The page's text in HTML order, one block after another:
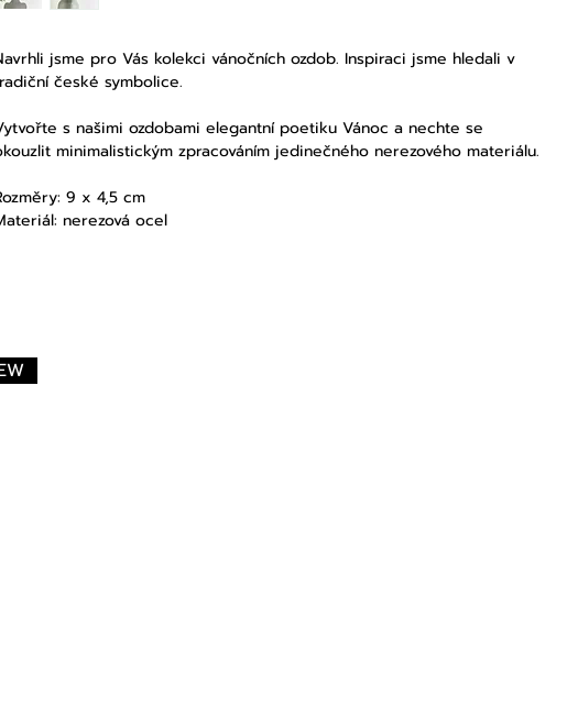
jsme pro Vás kolekci vánočních ozdob. Inspiraci jsme hledali v
české symbolice.
s našimi ozdobami elegantní poetiku Vánoc a nechte se
minimalistickým zpracováním jedinečného nerezového materiálu.
9 x 4,5 cm
nerezová ocel